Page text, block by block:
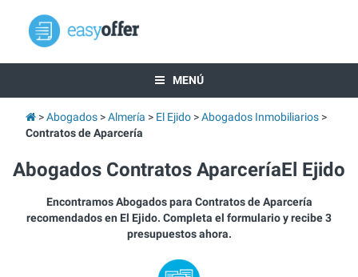
MENÚ
Abogados Almería El Ejido
Abogados Inmobiliarios
Contratos de Aparcería
Abogados Contratos AparceríaEl Ejido
Encontramos Abogados para Contratos de Aparcería
recomendados en El Ejido. Completa el formulario y recibe 3
presupuestos ahora.